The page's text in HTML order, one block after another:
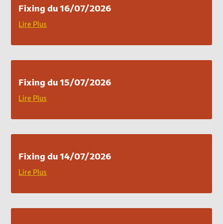
Fixing du 16/07/2026
Lire Plus
Fixing du 15/07/2026
Lire Plus
Fixing du 14/07/2026
Lire Plus